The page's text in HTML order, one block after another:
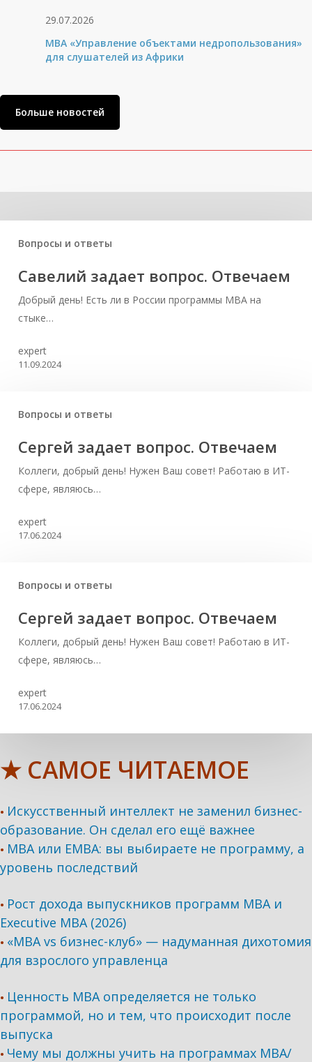
29.07.2026
MBA «Управление объектами недропользования»
для слушателей из Африки
Больше новостей
Вопросы и ответы
Савелий задает вопрос. Отвечаем
Добрый день! Есть ли в России программы MBA на
стыке…
expert
11.09.2024
Вопросы и ответы
Сергей задает вопрос. Отвечаем
Коллеги, добрый день! Нужен Ваш совет! Работаю в ИТ-
сфере, являюсь…
expert
17.06.2024
Вопросы и ответы
Сергей задает вопрос. Отвечаем
Коллеги, добрый день! Нужен Ваш совет! Работаю в ИТ-
сфере, являюсь…
expert
17.06.2024
★ САМОЕ ЧИТАЕМОЕ
• Искусственный интеллект не заменил бизнес-
образование. Он сделал его ещё важнее
• MBA или EMBA: вы выбираете не программу, а
уровень последствий
• Рост дохода выпускников программ МВА и
Executive MBA (2026)
• «MBA vs бизнес-клуб» — надуманная дихотомия
для взрослого управленца
• Ценность MBA определяется не только
программой, но и тем, что происходит после
выпуска
• Чему мы должны учить на программах МВА/